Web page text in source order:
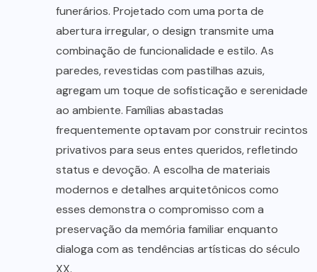
funerários. Projetado com uma porta de
abertura irregular, o design transmite uma
combinação de funcionalidade e estilo. As
paredes, revestidas com pastilhas azuis,
agregam um toque de sofisticação e serenidade
ao ambiente. Famílias abastadas
frequentemente optavam por construir recintos
privativos para seus entes queridos, refletindo
status e devoção. A escolha de materiais
modernos e detalhes arquitetônicos como
esses demonstra o compromisso com a
preservação da memória familiar enquanto
dialoga com as tendências artísticas do século
XX.